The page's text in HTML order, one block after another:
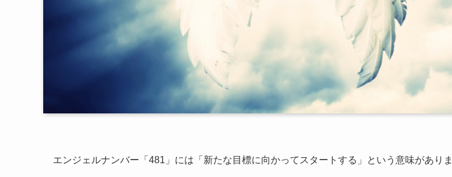
エンジェルナンバー「481」には「新たな目標に向かってスタートする」という意味がありま